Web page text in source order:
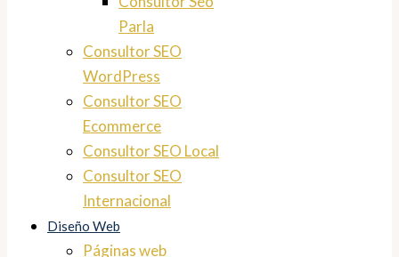
Parla
Consultor SEO
WordPress
Consultor SEO
Ecommerce
Consultor SEO Local
Consultor SEO
Internacional
Diseño Web
Páginas web